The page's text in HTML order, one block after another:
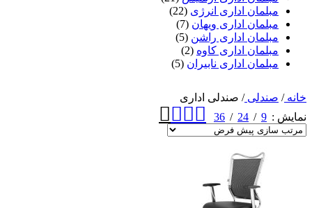
مبلمان اداری انرژی (22)
مبلمان اداری ویهان (7)
مبلمان اداری راشن (5)
مبلمان اداری کاوه (2)
مبلمان اداری نابیران (5)
خانه/ صندلی/ صندلی اداری
نمایش
9
24
36